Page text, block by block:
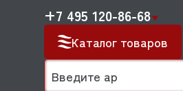
Каталог товаров
+7 495 120-86-68